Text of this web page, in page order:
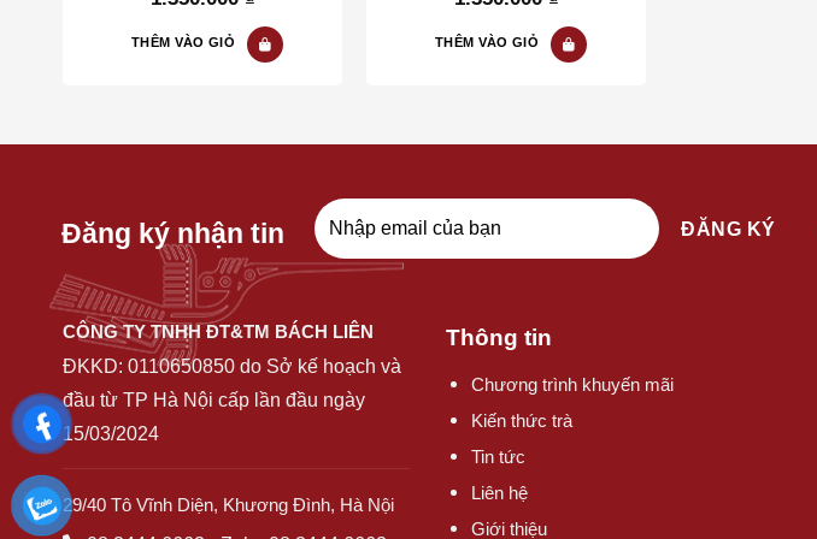
5
THÊM VÀO GIỎ
5
THÊM VÀO GIỎ
Đăng ký nhận tin
CÔNG TY TNHH ĐT&TM BÁCH LIÊN
ĐKKD: 0110650850 do Sở kế hoạch và
đầu từ TP Hà Nội cấp lần đầu ngày
15/03/2024
29/40 Tô Vĩnh Diện, Khương Đình, Hà Nội
Thông tin
Chương trình khuyến mãi
Kiến thức trà
Tin tức
Liên hệ
Giới thiệu